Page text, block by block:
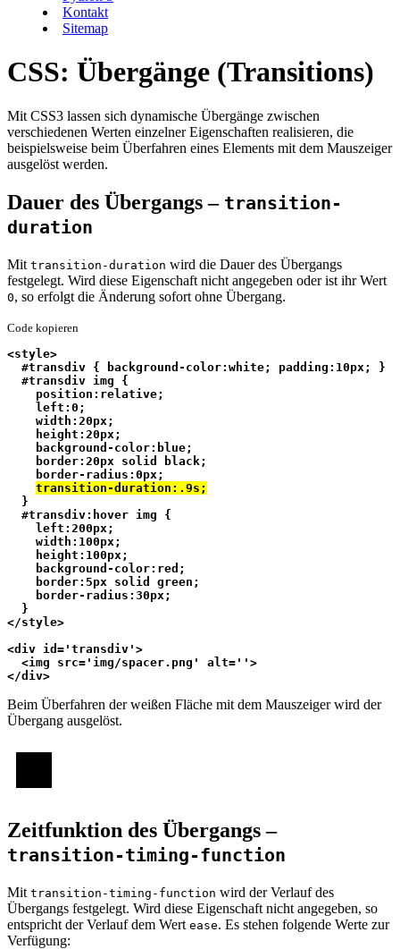
Kontakt
Sitemap
CSS: Übergänge (Transitions)
Mit CSS3 lassen sich dynamische Übergänge zwischen
verschiedenen Werten einzelner Eigenschaften realisieren, die
beispielsweise beim Überfahren eines Elements mit dem Mauszeiger
ausgelöst werden.
Dauer des Übergangs – transition-
duration
Mit transition-duration wird die Dauer des Übergangs
festgelegt. Wird diese Eigenschaft nicht angegeben oder ist ihr Wert
0, so erfolgt die Änderung sofort ohne Übergang.
Code kopieren
<style>
  #transdiv { background-color:white; padding:10px; }
  #transdiv img {
    position:relative;
    left:0;
    width:20px;
    height:20px;
    background-color:blue;
    border:20px solid black;
    border-radius:0px;
transition-duration:.9s;
  }
  #transdiv:hover img {
    left:200px;
    width:100px;
    height:100px;
    background-color:red;
    border:5px solid green;
    border-radius:30px;
  }
</style>
<div id='transdiv'>
  <img src='img/spacer.png' alt=''>
</div>
Beim Überfahren der weißen Fläche mit dem Mauszeiger wird der
Übergang ausgelöst.
Zeitfunktion des Übergangs –
transition-timing-function
Mit transition-timing-function wird der Verlauf des
Übergangs festgelegt. Wird diese Eigenschaft nicht angegeben, so
entspricht der Verlauf dem Wert ease. Es stehen folgende Werte zur
Verfügung: